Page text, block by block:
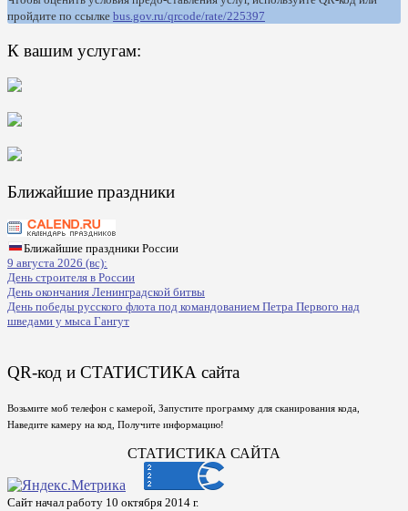
пройдите по ссылке bus.gov.ru/qrcode/rate/225397
К вашим услугам:
Ближайшие праздники
Ближайшие праздники России
9 августа 2026 (вс):
День строителя в России
День окончания Ленинградской битвы
День победы русского флота под командованием Петра Первого над
шведами у мыса Гангут
QR-код и СТАТИСТИКА сайта
Возьмите моб телефон с камерой, Запустите программу для сканирования кода,
Наведите камеру на код, Получите информацию!
СТАТИСТИКА САЙТА
Сайт начал работу 10 октября 2014 г.